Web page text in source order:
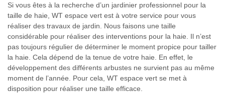
Si vous êtes à la recherche d’un jardinier professionnel pour la
taille de haie, WT espace vert est à votre service pour vous
réaliser des travaux de jardin. Nous faisons une taille
considérable pour réaliser des interventions pour la haie. Il n’est
pas toujours régulier de déterminer le moment propice pour tailler
la haie. Cela dépend de la tenue de votre haie. En effet, le
développement des différents arbustes ne survient pas au même
moment de l’année. Pour cela, WT espace vert se met à
disposition pour réaliser une taille efficace.